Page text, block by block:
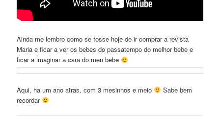
Ainda me lembro como se fosse hoje de ir comprar a revista
Maria e ficar a ver os bebes do passatempo do melhor bebe e
ficar a imaginar a cara do meu bebe
Aqui, ha um ano atras, com 3 mesinhos e meio
Sabe bem
recordar